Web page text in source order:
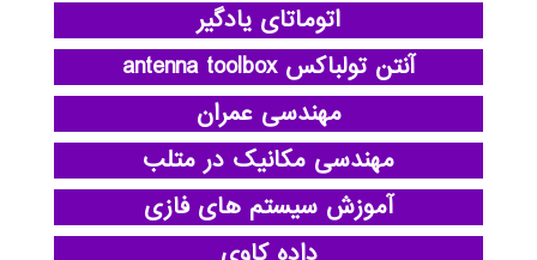
اتوماتای یادگیر
آنتن تولباکس antenna toolbox
مهندسی عمران
مهندسی مکانیک در متلب
آموزش سیستم های فازی